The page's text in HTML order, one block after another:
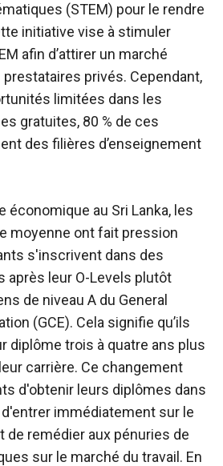
(STEM) pour le rendre
initiative vise à stimuler
afin d’attirer un marché
privés. Cependant,
limitées dans les
gratuites, 80 % de ces
des filières d’enseignement
économique au Sri Lanka, les
moyenne ont fait pression
s'inscrivent dans des
après leur O-Levels plutôt
de niveau A du General
(GCE). Cela signifie qu’ils
diplôme trois à quatre ans plus
carrière. Ce changement
d'obtenir leurs diplômes dans
immédiatement sur le
de remédier aux pénuries de
sur le marché du travail. En